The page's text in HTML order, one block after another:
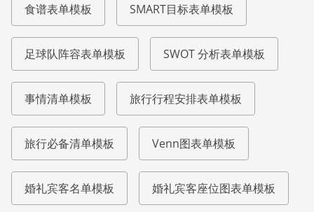
食谱表单模板 SMART目标表单模板
足球队阵容表单模板 SWOT 分析表单模板
事情清单模板 旅行行程安排表单模板
旅行必备清单模板 Venn图表单模板
婚礼宾客名单模板 婚礼宾客座位图表单模板